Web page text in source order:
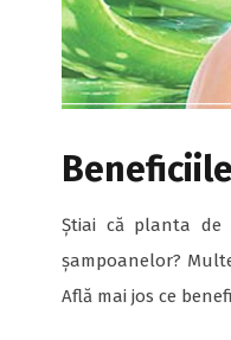
Știai că planta de
șampoanelor?
Află mai jos ce